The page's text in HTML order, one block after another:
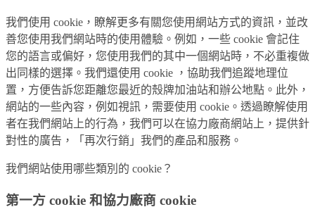
我們使用 cookie，瞭解更多有關您使用網站方式的資訊，並改
善您使用我們網站時的使用體驗。例如，一些 cookie 會記住
您的語言或偏好，您使用我們的其中一個網站時，不必重複做
出同樣的選擇。我們還使用 cookie ，協助我們追蹤地理位
置，方便告訴您距離您最近的殼牌加油站和辦公地點。此外，
網站的一些內容，例如視訊，需要使用 cookie。透過瞭解使用
者在我們網站上的行為，我們可以在協力廠商網站上，提供針
對性的廣告，「再次行銷」我們的產品和服務。
我們網站使用哪些類別的 cookie？
第一方 cookie 和協力廠商 cookie